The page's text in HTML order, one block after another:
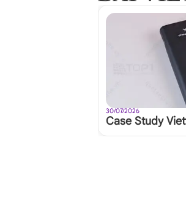
30/07/2026
Case Study